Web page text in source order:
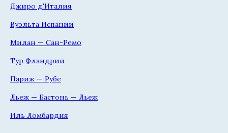
Джиро д'Италия
Вуэльта Испании
Милан — Сан-Ремо
Тур Фландрии
Париж — Рубе
Льеж — Бастонь — Льеж
Иль Ломбардия